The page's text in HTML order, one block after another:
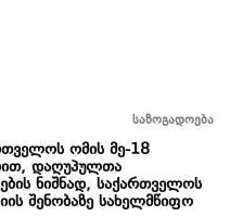
საზოგადოება
ომის მე-18
დაღუპულთა
ნიშნად, საქართველოს
შენობაზე სახელმწიფო